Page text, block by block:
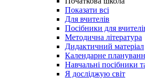
Показати всі
Для вчителів
Посібники для
Методична література
Дидактичний матеріал
Календарне
Навчальні посібники
Я досліджую світ